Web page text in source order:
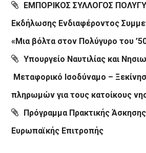
ΕΜΠΟΡΙΚΟΣ ΣΥΛΛΟΓΟΣ
Εκδήλωσης Ενδιαφέροντος
«Μια βόλτα στον Πολύγυρο του
Υπουργείο Ναυτιλίας και
Μεταφορικό Ισοδύναμο –
πληρωμών για τους κατοίκους
Πρόγραμμα Πρακτικής
Ευρωπαϊκής Επιτροπής